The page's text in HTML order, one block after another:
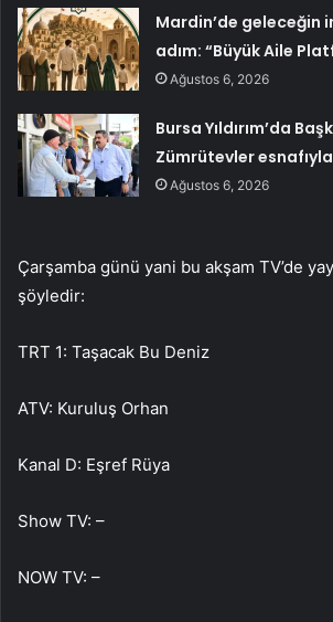
Mardin’de geleceğin
adım: “Büyük Aile
Ağustos 6, 2026
Bursa Yıldırım’da
Zümrütevler
Ağustos 6, 2026
Çarşamba günü yani bu akşam TV’de
şöyledir:
TRT 1: Taşacak Bu Deniz
ATV: Kuruluş Orhan
Kanal D: Eşref Rüya
Show TV: –
NOW TV: –